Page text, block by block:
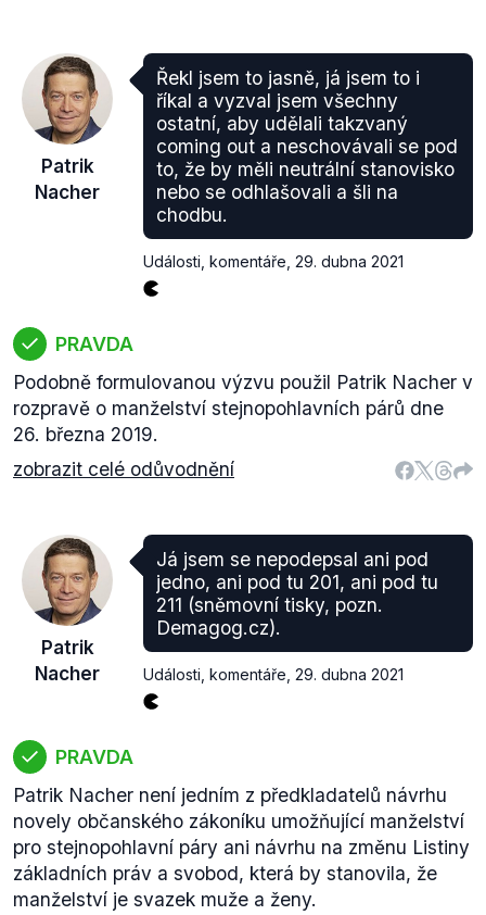
Patrik
Nacher
Řekl jsem to jasně, já jsem to i
říkal a vyzval jsem všechny
ostatní, aby udělali takzvaný
coming out a neschovávali se pod
to, že by měli neutrální stanovisko
nebo se odhlašovali a šli na
chodbu.
Události, komentáře 29. dubna 2021
PRAVDA
Podobně formulovanou výzvu použil Patrik Nacher v
rozpravě o manželství stejnopohlavních párů dne
26. března 2019.
zobrazit celé odůvodnění
Patrik
Nacher
Já jsem se nepodepsal ani pod
jedno, ani pod tu 201, ani pod tu
211 (sněmovní tisky, pozn.
Demagog.cz).
Události, komentáře 29. dubna 2021
PRAVDA
Patrik Nacher není jedním z předkladatelů návrhu
novely občanského zákoníku umožňující manželství
pro stejnopohlavní páry ani návrhu na změnu Listiny
základních práv a svobod, která by stanovila, že
manželství je svazek muže a ženy.